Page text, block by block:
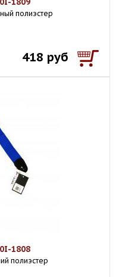
полиэстер
418 руб
1808
полиэстер